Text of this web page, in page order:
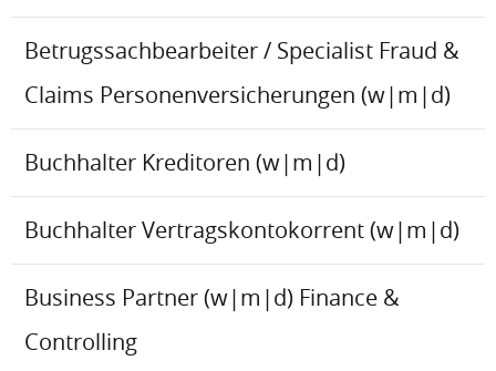
Betrugssachbearbeiter / Specialist Fraud &
Claims Personenversicherungen (w|m|d)
Buchhalter Kreditoren (w|m|d)
Buchhalter Vertragskontokorrent (w|m|d)
Business Partner (w|m|d) Finance &
Controlling